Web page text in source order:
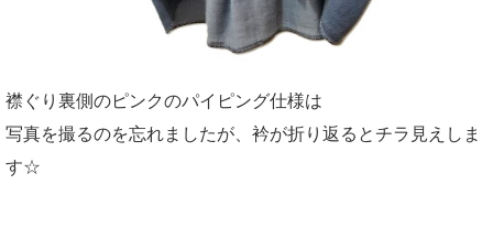
襟ぐり裏側のピンクのパイピング仕様は
写真を撮るのを忘れましたが、衿が折り返るとチラ見えしま
す☆